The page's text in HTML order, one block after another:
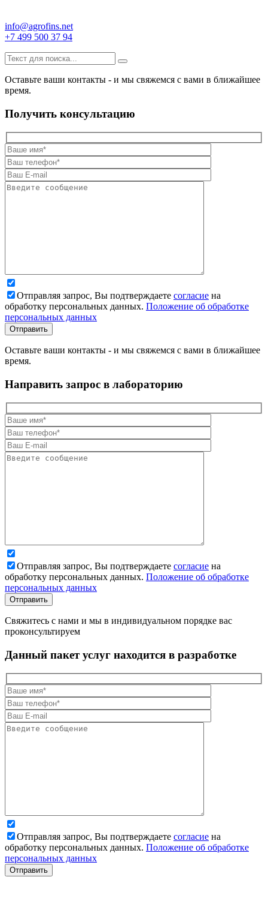
info@agrofins.net
+7 499 500 37 94
Оставьте ваши контакты - и мы свяжемся с вами в ближайшее
время.
Получить консультацию
Отправляя запрос, Вы подтверждаете согласие на
обработку персональных данных. Положение об обработке
персональных данных
Оставьте ваши контакты - и мы свяжемся с вами в ближайшее
время.
Направить запрос в лабораторию
Отправляя запрос, Вы подтверждаете согласие на
обработку персональных данных. Положение об обработке
персональных данных
Свяжитесь с нами и мы в индивидуальном порядке вас
проконсультируем
Данный пакет услуг находится в разработке
Отправляя запрос, Вы подтверждаете согласие на
обработку персональных данных. Положение об обработке
персональных данных